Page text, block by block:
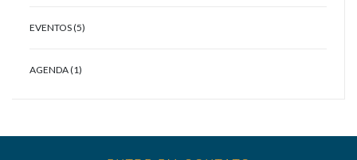
EVENTOS (5)
AGENDA (1)